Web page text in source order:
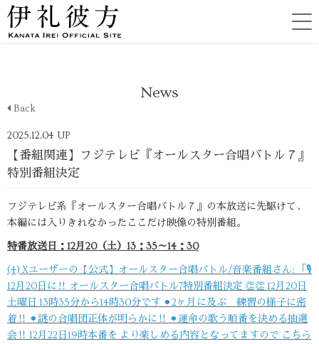
News
Back
2025.12.04 UP
【番組関連】フジテレビ『オールスター合唱バトル７』
特別番組決定
フジテレビ系『オールスター合唱バトル７』の本放送に先駆けて、
本編には入りきれなかったここだけ映像の特別番組。
特番放送日：12月20（土）13：35～14：30
(4) Xユーザーの【公式】オールスター合唱バトル/音楽番組さん: 「🎙️
12月20日に‼️ オールスター合唱バトル7特別番組決定 👏👏 12月20日
土曜日 13時35分から14時30分です ⚫︎2ヶ月に及ぶ 練習の様子に密
着‼️ ⚫︎謎の合唱団正体が明らかに‼️ ⚫︎運命の歌う順番を決める抽選
会‼️ 12月22日19時本番を より楽しめる内容となってますので こちら